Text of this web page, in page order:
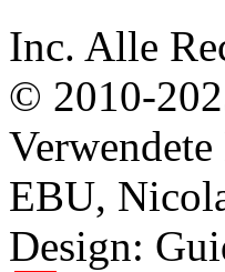
Inc. Alle
© 2010-
EBU,
Design: